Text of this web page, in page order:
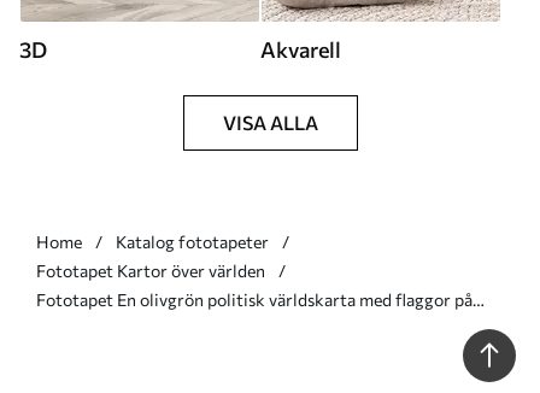
3D Akvarell
VISA ALLA
Home
Katalog fototapeter
Fototapet Kartor över världen
Fototapet En olivgrön politisk världskarta med flaggor på